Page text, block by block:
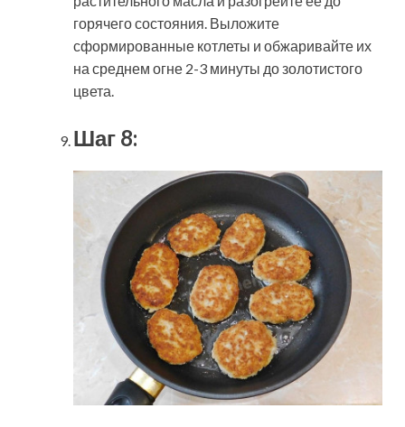
горячего состояния. Выложите
сформированные котлеты и обжаривайте их
на среднем огне 2-3 минуты до золотистого
цвета.
Шаг 8: